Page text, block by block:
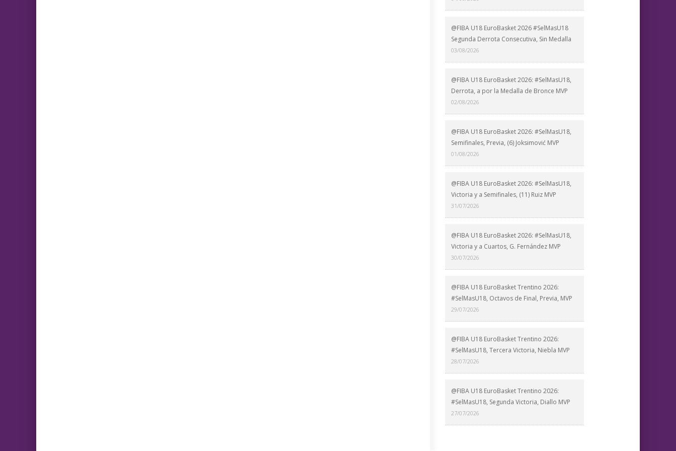
@FIBA U18 EuroBasket 2026 #SelMasU18
Segunda Derrota Consecutiva, Sin Medalla
03/08/2026
@FIBA U18 EuroBasket 2026: #SelMasU18,
Derrota, a por la Medalla de Bronce MVP
02/08/2026
@FIBA U18 EuroBasket 2026: #SelMasU18,
Semifinales, Previa, (6) Joksimović MVP
01/08/2026
@FIBA U18 EuroBasket 2026: #SelMasU18,
Victoria y a Semifinales, (11) Ruiz MVP
31/07/2026
@FIBA U18 EuroBasket 2026: #SelMasU18,
Victoria y a Cuartos, G. Fernández MVP
30/07/2026
@FIBA U18 EuroBasket Trentino 2026:
#SelMasU18, Octavos de Final, Previa, MVP
29/07/2026
@FIBA U18 EuroBasket Trentino 2026:
#SelMasU18, Tercera Victoria, Niebla MVP
28/07/2026
@FIBA U18 EuroBasket Trentino 2026:
#SelMasU18, Segunda Victoria, Diallo MVP
27/07/2026